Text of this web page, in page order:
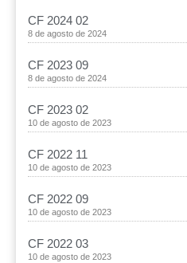
CF 2024 02
8 de agosto de 2024
CF 2023 09
8 de agosto de 2024
CF 2023 02
10 de agosto de 2023
CF 2022 11
10 de agosto de 2023
CF 2022 09
10 de agosto de 2023
CF 2022 03
10 de agosto de 2023